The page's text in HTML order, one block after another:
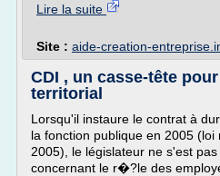
Lire la suite
Site : aide-creation-
CDI , un casse-tête pour
territorial
Lorsqu'il instaure le contrat à
la fonction publique en 2005 (loi
2005), le législateur ne s'est
concernant le r�?le des